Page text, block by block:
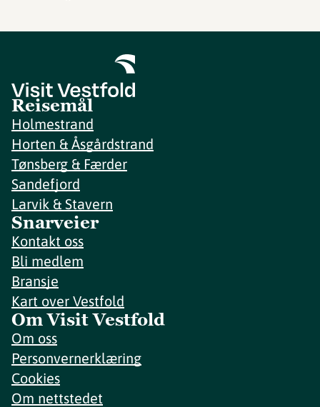
Reisemål
Holmestrand
Horten & Åsgårdstrand
Tønsberg & Færder
Sandefjord
Larvik & Stavern
Snarveier
Kontakt oss
Bli medlem
Bransje
Kart over Vestfold
Om Visit Vestfold
Om oss
Personvernerklæring
Cookies
Om nettstedet